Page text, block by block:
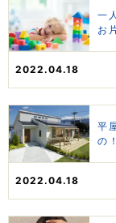
2022.04.18
一
お
2022.04.18
平
の